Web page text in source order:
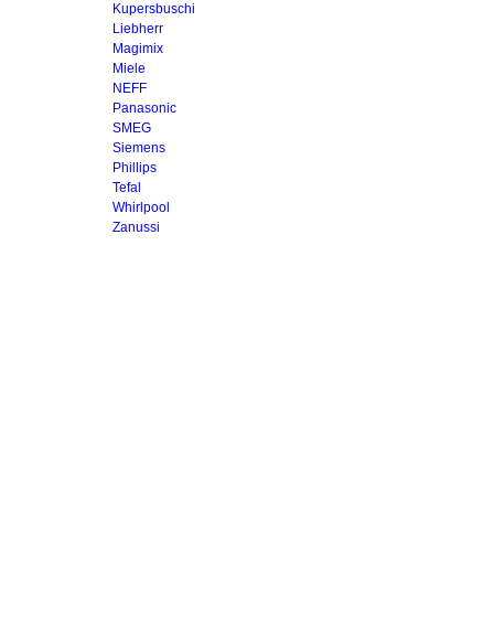
Kupersbuschi
Liebherr
Magimix
Miele
NEFF
Panasonic
SMEG
Siemens
Phillips
Tefal
Whirlpool
Zanussi